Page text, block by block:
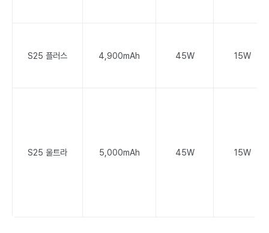
S25 플러스 4,900mAh 45W 15W
S25 울트라 5,000mAh 45W 15W